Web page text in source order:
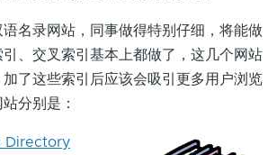
录网站，同事做得特别仔细，将能做
、交叉索引基本上都做了，这几个网站
了这些索引后应该会吸引更多用户浏览
分别是：
Directory